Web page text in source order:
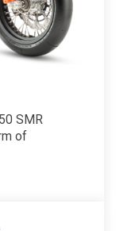
SMR
of